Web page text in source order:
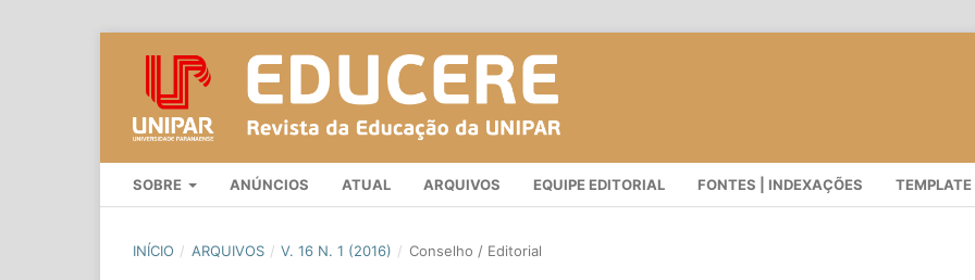
SOBRE ANÚNCIOS ATUAL ARQUIVOS EQUIPE EDITORIAL FONTES | INDEXAÇÕES TEMPLATE
INÍCIO / ARQUIVOS / V. 16 N. 1 (2016) / Conselho / Editorial